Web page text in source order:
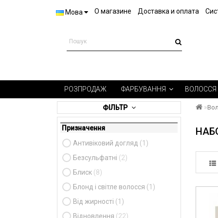
Мова О магазине Доставка и оплата
РОЗПРОДАЖ ФАРБУВАННЯ ВОЛОССЯ
ФІЛЬТР
Призначення
Антивіковий догляд (1)
Безсульфатні (2)
Блиск (8)
Блонд і світле волосся (1)
Від жирності (1)
Відновлення (22)